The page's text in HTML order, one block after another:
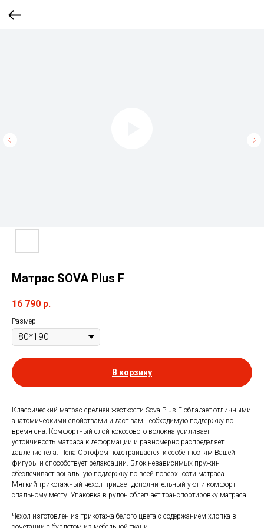
Матрас SOVA Plus F
16 790 р.
Размер
В корзину
Классический матрас средней жесткости Sova Plus F обладает отличными
анатомическими свойствами и даст вам необходимую поддержку во
время сна. Комфортный слой кокосового волокна усиливает
устойчивость матраса к деформации и равномерно распределяет
давление тела. Пена Ортофом подстраивается к особенностям Вашей
фигуры и способствует релаксации. Блок независимых пружин
обеспечивает зональную поддержку по всей поверхности матраса.
Мягкий трикотажный чехол придает дополнительный уют и комфорт
спальному месту. Упаковка в рулон облегчает транспортировку матраса.
Чехол изготовлен из трикотажа белого цвета с содержанием хлопка в